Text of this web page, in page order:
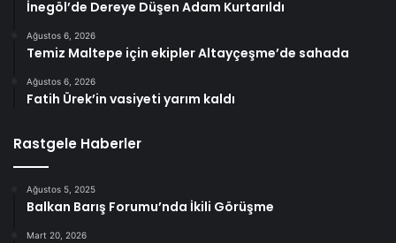
İnegöl’de Dereye Düşen Adam Kurtarıldı
Ağustos 6, 2026
Temiz Maltepe için ekipler Altayçeşme’de sahada
Ağustos 6, 2026
Fatih Ürek’in vasiyeti yarım kaldı
Rastgele Haberler
Ağustos 5, 2025
Balkan Barış Forumu’nda İkili Görüşme
Mart 20, 2026